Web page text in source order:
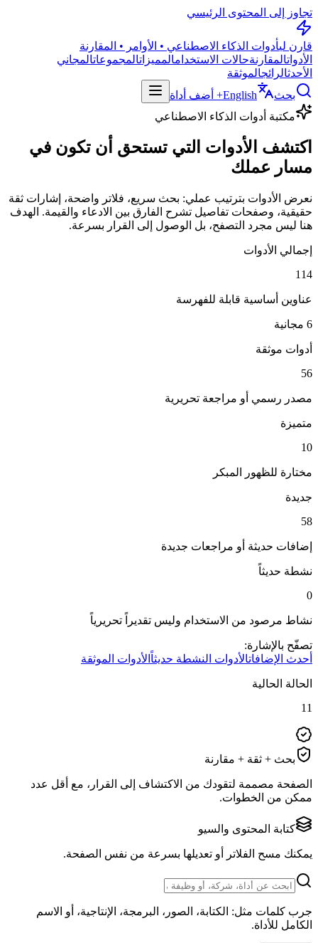
تجاوز إلى المحتوى الرئيسي
قارن ليأدوات الذكاء الاصطناعي • الأوامر • المقارنة
الأدواتالمقارنةحالات الاستخدامالمميزاتالمجموعاتالمجاني
الأحدثالرائجالموثقة
بحث
English+ أضف أداة
مكتبة أدوات الذكاء الاصطناعي
اكتشف الأدوات التي تستحق أن تكون في
مسار عملك
نعرض الأدوات بترتيب عملي: بحث سريع، فلاتر واضحة، إشارات ثقة
حقيقية، وصفحات تفاصيل تشرح الفارق بين الادعاء والقيمة. الهدف
هنا ليس مجرد التصفح، بل الوصول إلى القرار بسرعة.
إجمالي الأدوات
114
عناوين أساسية قابلة للفهرسة
6 مجانية
أدوات موثقة
56
مصدر رسمي أو مراجعة تحريرية
متميزة
10
مختارة للظهور المبكر
جديدة
58
إضافات حديثة أو مراجعات جديدة
نشطة حديثاً
0
نشاط مرصود من الاستخدام وليس تقديراً تحريرياً
تصفّح بالإشارة:
أحدث الإضافاتالأدوات النشطة حديثاً الأدوات الموثقة
الحالة الحالية
11
بحث + ثقة + مقارنة
الصفحة مصممة لتقودك من الاكتشاف إلى القرار، مع أقل عدد
ممكن من الخطوات.
كتابة المحتوى والسيو
يمكنك مسح الفلاتر أو تعديلها بسرعة من نفس الصفحة.
جرب كلمات مثل: الكتابة، الصور، البرمجة، الإنتاجية، أو الاسم
الكامل للأداة.